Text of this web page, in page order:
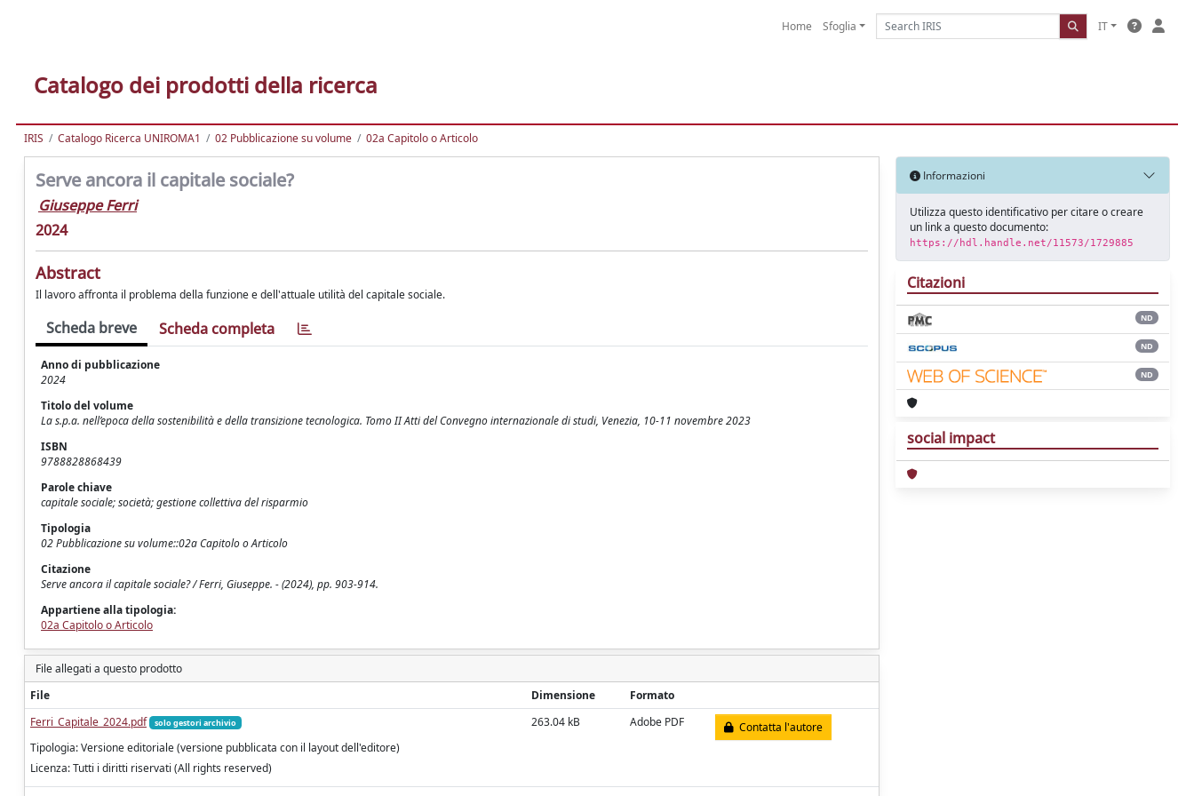
Home Sfoglia IT
Catalogo dei prodotti della ricerca
IRIS Catalogo Ricerca UNIROMA1 02 Pubblicazione su volume 02a Capitolo o Articolo
Serve ancora il capitale sociale?
Giuseppe Ferri
2024
Abstract
Il lavoro affronta il problema della funzione e dell'attuale utilità del capitale sociale.
Scheda breve Scheda completa
Anno di pubblicazione
2024
Titolo del volume
La s.p.a. nell’epoca della sostenibilità e della transizione tecnologica. Tomo II Atti del Convegno internazionale di studi, Venezia, 10-11 novembre 2023
ISBN
9788828868439
Parole chiave
capitale sociale; società; gestione collettiva del risparmio
Tipologia
02 Pubblicazione su volume::02a Capitolo o Articolo
Citazione
Serve ancora il capitale sociale? / Ferri, Giuseppe. - (2024), pp. 903-914.
Appartiene alla tipologia:
02a Capitolo o Articolo
File allegati a questo prodotto
File
Dimensione
Formato
Ferri_Capitale_2024.pdf
solo gestori archivio
Tipologia: Versione editoriale (versione pubblicata con il layout dell'editore)
Licenza: Tutti i diritti riservati (All rights reserved)
263.04 kB Adobe PDF Contatta l'autore
Informazioni
Utilizza questo identificativo per citare o creare
un link a questo documento:
https://hdl.handle.net/11573/1729885
Citazioni
ND
ND
ND
social impact